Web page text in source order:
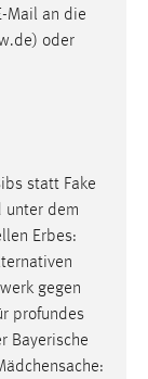
Mail an die
oder
statt Fake
unter dem
Erbes:
gegen
profundes
Bayerische